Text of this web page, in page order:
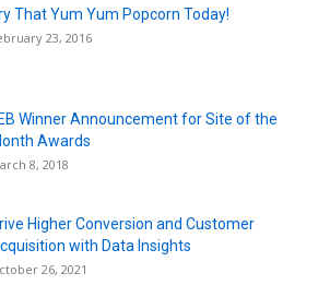
That Yum Yum Popcorn Today!
23, 2016
Winner Announcement for Site of the
Awards
8, 2018
Higher Conversion and Customer
with Data Insights
26, 2021